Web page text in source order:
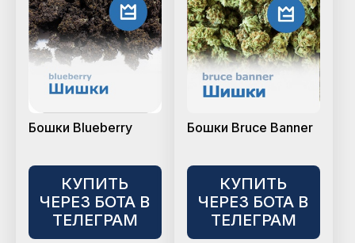
Бошки Blueberry
КУПИТЬ
ЧЕРЕЗ БОТА В
ТЕЛЕГРАМ
Бошки Bruce Banner
КУПИТЬ
ЧЕРЕЗ БОТА В
ТЕЛЕГРАМ